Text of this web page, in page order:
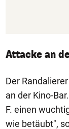
Attacke an
Der
an der Kino-
F. einen
wie betäubt",